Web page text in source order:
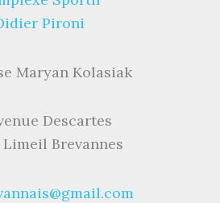
Pironi
Maryan Kolasiak
Descartes
Brevannes